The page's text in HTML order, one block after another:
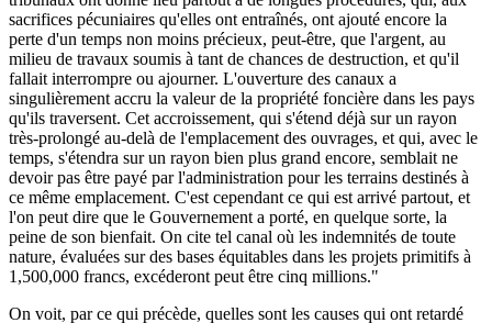
sacrifices pécuniaires qu'elles ont entraînés, ont ajouté encore la
perte d'un temps non moins précieux, peut-être, que l'argent, au
milieu de travaux soumis à tant de chances de destruction, et qu'il
fallait interrompre ou ajourner. L'ouverture des canaux a
singulièrement accru la valeur de la propriété foncière dans les pays
qu'ils traversent. Cet accroissement, qui s'étend déjà sur un rayon
très-prolongé au-delà de l'emplacement des ouvrages, et qui, avec le
temps, s'étendra sur un rayon bien plus grand encore, semblait ne
devoir pas être payé par l'administration pour les terrains destinés à
ce même emplacement. C'est cependant ce qui est arrivé partout, et
l'on peut dire que le Gouvernement a porté, en quelque sorte, la
peine de son bienfait. On cite tel canal où les indemnités de toute
nature, évaluées sur des bases équitables dans les projets primitifs à
1,500,000 francs, excéderont peut être cinq millions."
On voit, par ce qui précède, quelles sont les causes qui ont retardé